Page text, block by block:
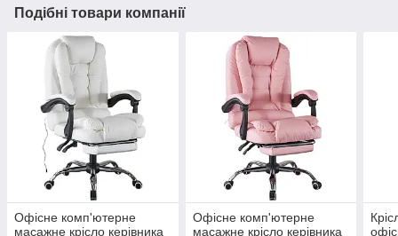
Подібні товари компанії
Офісне комп'ютерне
масажне крісло керівника
Офісне комп'ютерне
масажне крісло керівника